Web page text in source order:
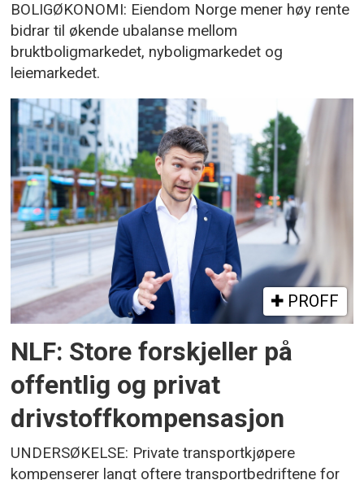
BOLIGØKONOMI: Eiendom Norge mener høy rente
bidrar til økende ubalanse mellom
bruktboligmarkedet, nyboligmarkedet og
leiemarkedet.
PROFF
NLF: Store forskjeller på
offentlig og privat
drivstoffkompensasjon
UNDERSØKELSE: Private transportkjøpere
kompenserer langt oftere transportbedriftene for